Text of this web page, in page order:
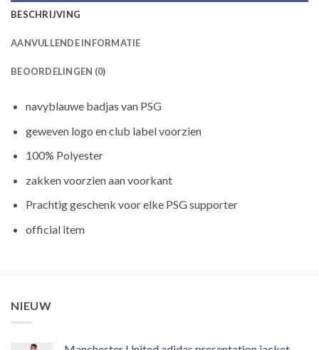
BESCHRIJVING
AANVULLENDE INFORMATIE
BEOORDELINGEN (0)
navyblauwe badjas van PSG
geweven logo en club label voorzien
100% Polyester
zakken voorzien aan voorkant
Prachtig geschenk voor elke PSG supporter
official item
NIEUW